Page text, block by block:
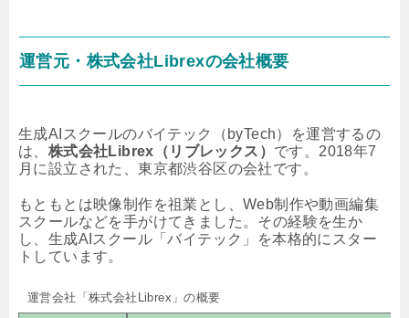
運営元・株式会社Librexの会社概要
生成AIスクールのバイテック（byTech）を運営するの
は、 株式会社Librex（リブレックス） です。2018年7
月に設立された、東京都渋谷区の会社です。
もともとは映像制作を祖業とし、Web制作や動画編集
スクールなどを手がけてきました。その経験を生か
し、生成AIスクール「バイテック」を本格的にスター
トしています。
運営会社「株式会社Librex」の概要